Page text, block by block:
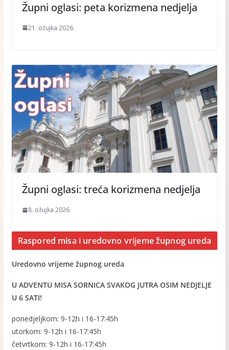
Župni oglasi: peta korizmena nedjelja
21. ožujka 2026.
Župni oglasi: treća korizmena nedjelja
8. ožujka 2026.
Raspored misa i uredovno vrijeme župnog ureda
Uredovno vrijeme župnog ureda
U ADVENTU MISA SORNICA SVAKOG JUTRA OSIM NEDJELJE
U 6 SATI!
ponedjeljkom: 9-12h i 16-17:45h
utorkom: 9-12h i 16-17:45h
četvrtkom: 9-12h i 16-17:45h